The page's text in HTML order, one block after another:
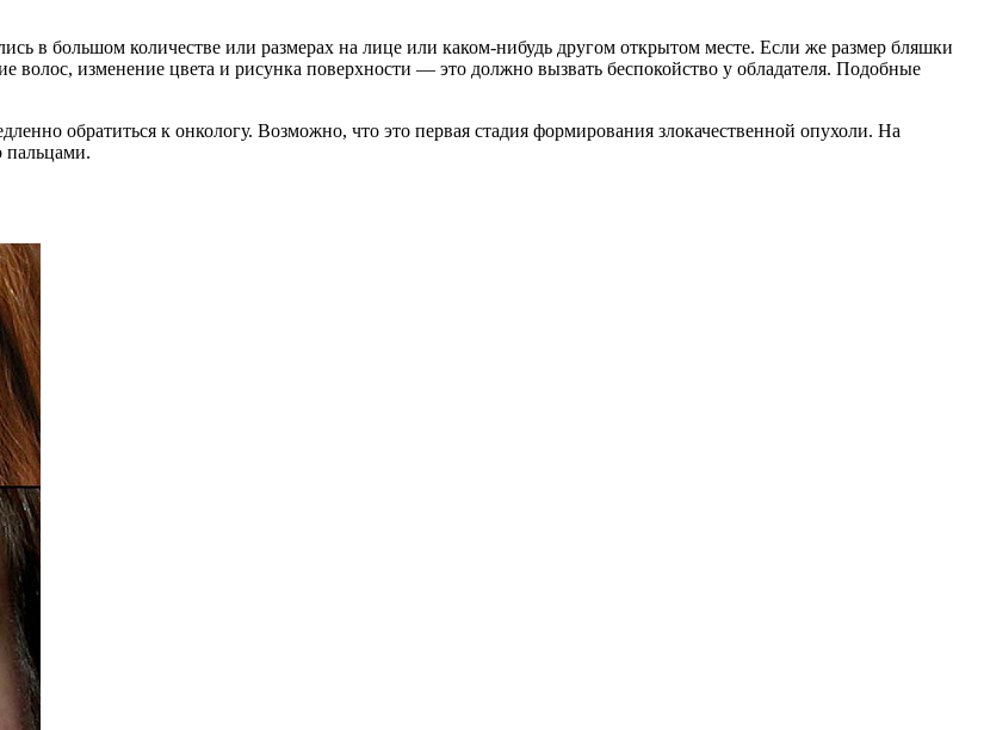
в большом количестве или размерах на лице или каком-нибудь другом открытом месте. Если же размер бляшки
волос, изменение цвета и рисунка поверхности — это должно вызвать беспокойство у обладателя. Подобные
обратиться к онкологу. Возможно, что это первая стадия формирования злокачественной опухоли. На
пальцами.